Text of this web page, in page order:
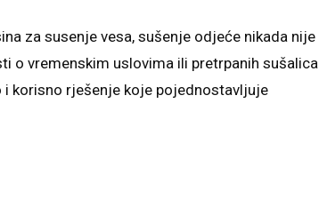
za susenje vesa, sušenje odjeće nikada nije
o vremenskim uslovima ili pretrpanih sušalica
i korisno rješenje koje pojednostavljuje